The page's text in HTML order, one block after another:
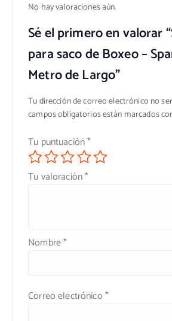
No hay valoraciones aún.
Sé el primero en valorar
para saco de Boxeo –
Metro de Largo”
Tu dirección de correo electrónico no
campos obligatorios están marcados
Tu puntuación*
Tu valoración*
Nombre*
Correo electrónico*